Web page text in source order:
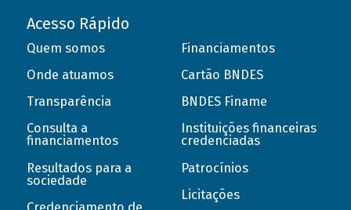
Acesso Rápido
Quem somos
Onde atuamos
Transparência
Consulta a
financiamentos
Resultados para a
sociedade
Credenciamento de
Financiamentos
Cartão BNDES
BNDES Finame
Instituições financeiras
credenciadas
Patrocínios
Licitações